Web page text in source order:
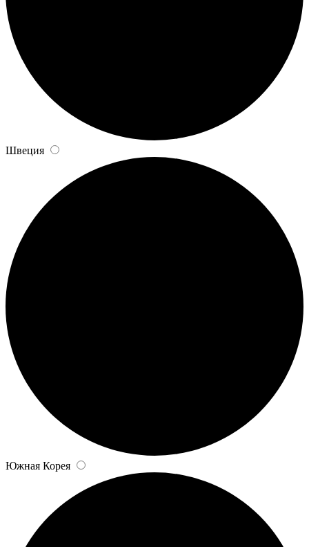
Швеция
Южная Корея